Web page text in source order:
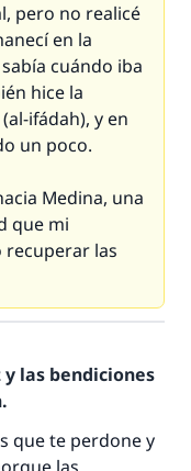
pero no realicé
en la
cuándo iba
hice la
ifádah), y en
un poco.
Medina, una
que mi
recuperar las
las bendiciones
que te perdone y